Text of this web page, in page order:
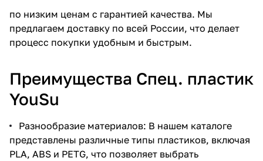
по низким ценам с гарантией качества. Мы
предлагаем доставку по всей России, что делает
процесс покупки удобным и быстрым.
Преимущества Спец. пластик
YouSu
Разнообразие материалов: В нашем каталоге
представлены различные типы пластиков, включая
PLA, ABS и PETG, что позволяет выбрать